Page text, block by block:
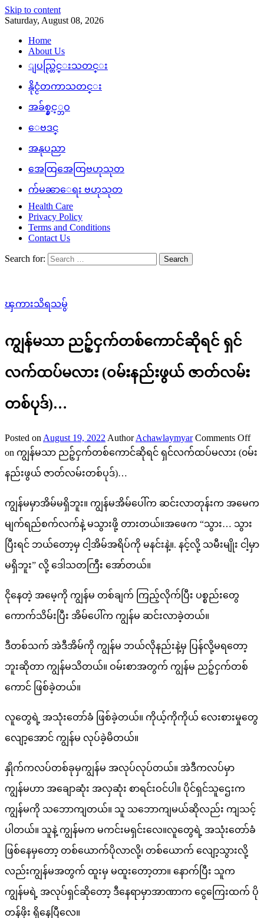
Skip to content
Saturday, August 08, 2026
Home
About Us
ျပည္တြင္းသတင္း
နိုင္ငံတကာသတင္း
အခ်စ္နွင့္ဘဝ
ေဗဒင္
အနုပညာ
အေထြအေထြဗဟုသုတ
က်မၼာေရး ဗဟုသုတ
Health Care
Privacy Policy
Terms and Conditions
Contact Us
Search for:
ၾကားသိရသမွ်
ကျွန်မသာ ညဉ့်ငှက်တစ်ကောင်ဆိုရင် ရှင်
လက်ထပ်မလား (၀မ်းနည်းဖွယ် ဇာတ်လမ်း
တစ်ပုဒ်)…
Posted on August 19, 2022 Author Achawlaymyar Comments Off
on ကျွန်မသာ ညဉ့်ငှက်တစ်ကောင်ဆိုရင် ရှင်လက်ထပ်မလား (၀မ်း
နည်းဖွယ် ဇာတ်လမ်းတစ်ပုဒ်)…
ကျွန်မမှာအိမ်မရှိဘူး။ ကျွန်မအိမ်ပေါ်က ဆင်းလာတုန်းက အမေက
မျက်ရည်စက်လက်နဲ့ မသွားဖို့ တားတယ်။အဖေက “သွား… သွား
ပြီးရင် ဘယ်တော့မှ ငါ့အိမ်အရိပ်ကို မနင်းနဲ့။. နင့်လို့ သမီးမျိုး ငါ့မှာ
မရှိဘူး” လို့ ဒေါသတကြီး အော်တယ်။
ငိုနေတဲ့ အမေ့ကို ကျွန်မ တစ်ချက် ကြည့်လိုက်ပြီး ပစ္စည်းတွေ
ကောက်သိမ်းပြီး အိမ်ပေါ်က ကျွန်မ ဆင်းလာခဲ့တယ်။
ဒီတစ်သက် အဲဒီအိမ်ကို ကျွန်မ ဘယ်လိုနည်းနဲ့မှ ပြန်လို့မရတော့
ဘူးဆိုတာ ကျွန်မသိတယ်။ ဝမ်းစာအတွက် ကျွန်မ ညဉ့်ငှက်တစ်
ကောင် ဖြစ်ခဲ့တယ်။
လူတွေရဲ့ အသုံးတော်ခံ ဖြစ်ခဲ့တယ်။ ကိုယ့်ကိုကိုယ် လေးစားမှုတွေ
လျော့အောင် ကျွန်မ လုပ်ခဲ့မိတယ်။
နှိုက်ကလပ်တစ်ခုမှကျွန်မ အလုပ်လုပ်တယ်။ အဲဒီကလပ်မှာ
ကျွန်မဟာ အချောဆုံး အလှဆုံး စာရင်းဝင်ပါ။ ပိုင်ရှင်သူဌေးက
ကျွန်မကို သဘောကျတယ်။ သူ သဘောကျမယ်ဆိုလည်း ကျသင့်
ပါတယ်။ သူနဲ့ ကျွန်မက မကင်းမရှင်းလေ။လူတွေရဲ့ အသုံးတော်ခံ
ဖြစ်နေမှတော့ တစ်ယောက်ပိုလာလို့၊ တစ်ယောက် လျော့သွားလို့
လည်းကျွန်မအတွက် ထူးမှ မထူးတော့တာ။ နောက်ပြီး သူက
ကျွန်မရဲ့ အလုပ်ရှင်ဆိုတော့ ဒီနေရာမှာအာဏာက ငွေကြေးထက် ပို
တန်ဖိုး ရှိနေပြီလေ။